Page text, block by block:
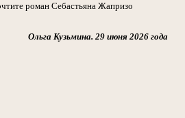
роман Себастьяна Жапризо
Ольга Кузьмина. 29 июня 2026 года